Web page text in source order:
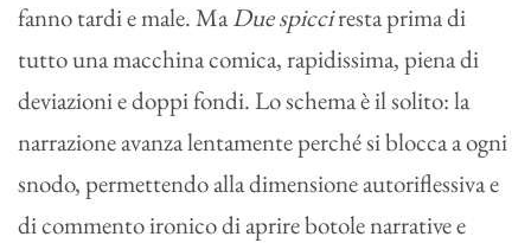
fanno tardi e male. MaDue spicciresta prima di
tutto una macchina comica, rapidissima, piena di
deviazioni e doppi fondi. Lo schema è il solito: la
narrazione avanza lentamente perché si blocca a ogni
snodo, permettendo alla dimensione autoriflessiva e
di commento ironico di aprire botole narrative e